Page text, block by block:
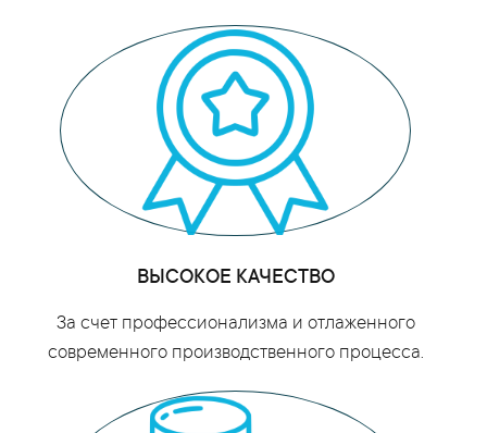
ВЫСОКОЕ КАЧЕСТВО
За счет профессионализма и отлаженного
современного производственного процесса.